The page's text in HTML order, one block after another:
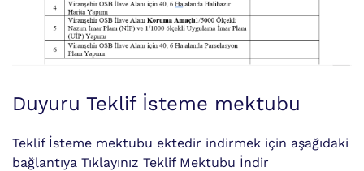
Duyuru Teklif İsteme mektubu
Teklif İsteme mektubu ektedir indirmek için aşağıdaki
bağlantıya Tıklayınız Teklif Mektubu İndir